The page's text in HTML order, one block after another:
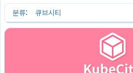
분류: 큐브시티